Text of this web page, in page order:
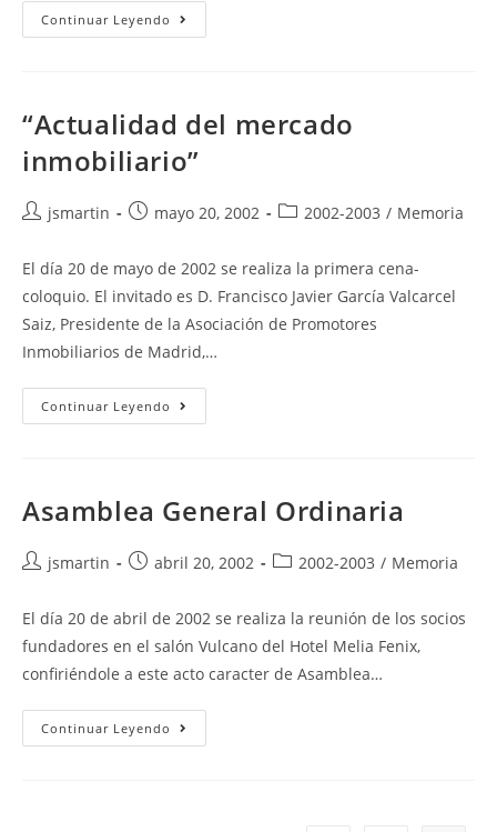
Continuar Leyendo “Desarrollo
Urbanístico
Madrid”
“Actualidad del mercado
inmobiliario”
Autor
la
entrada:
jsmartin
Publicación
entrada:
mayo 20, 2002
Categoría
entrada:
2002-2003 / Memoria
El día 20 de mayo de 2002 se realiza la primera cena-
coloquio. El invitado es D. Francisco Javier García Valcarcel
Saiz, Presidente de la Asociación de Promotores
Inmobiliarios de Madrid,…
Continuar Leyendo “Actualidad
Del
Asamblea General Ordinaria
Autor
la
entrada:
jsmartin
Publicación
la
entrada:
abril 20, 2002
Categoría
entrada:
2002-2003 / Memoria
El día 20 de abril de 2002 se realiza la reunión de los socios
fundadores en el salón Vulcano del Hotel Melia Fenix,
confiriéndole a este acto caracter de Asamblea…
Continuar Leyendo Asamblea
General